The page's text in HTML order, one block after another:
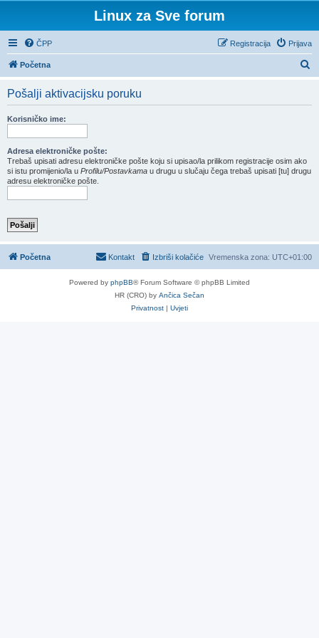
Linux za Sve forum
ČPP Prijava
Registracija
Početna
Pošalji aktivacijsku poruku
Korisničko ime:
Adresa elektroničke pošte:
Trebaš upisati adresu elektroničke pošte koju si upisao/la prilikom registracije osim ako
si istu promijenio/la u Profilu/Postavkama u drugu u slučaju čega trebaš upisati [tu] drugu
adresu elektroničke pošte.
Početna Vremenska zona: UTC+01:00
Izbriši kolačiće
Kontakt
Powered by phpBB® Forum Software © phpBB Limited
HR (CRO) by Ančica Sečan
Privatnost | Uvjeti